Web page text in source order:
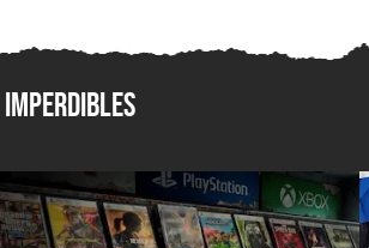
Imperdibles